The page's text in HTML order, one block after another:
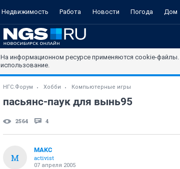
Недвижимость Работа Новости Погода Дом
На информационном ресурсе применяются cookie-
использование.
НГС.Форум Хобби Компьютерные игры
пасьянс-паук для вынь95
2564 4
M
MАKС
activist
07 апреля 2005